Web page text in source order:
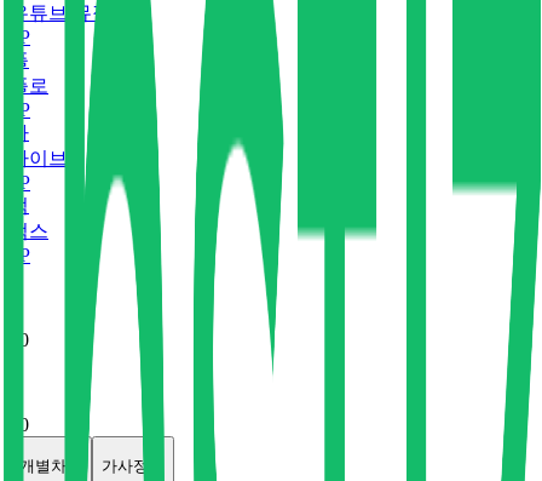
유튜브 뮤직
P
플
플로
P
바
바이브
P
벅
벅스
P
0
0
개별차트 가사정보